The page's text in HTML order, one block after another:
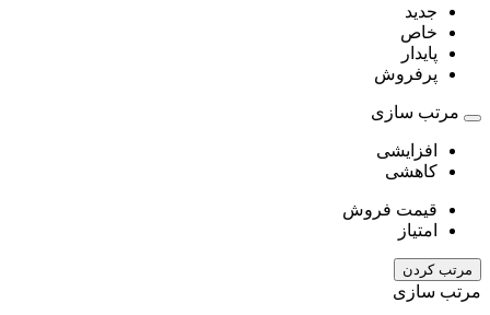
جدید
خاص
پایدار
پرفروش
مرتب سازی
افزایشی
کاهشی
قیمت فروش
امتیاز
مرتب کردن
مرتب سازی